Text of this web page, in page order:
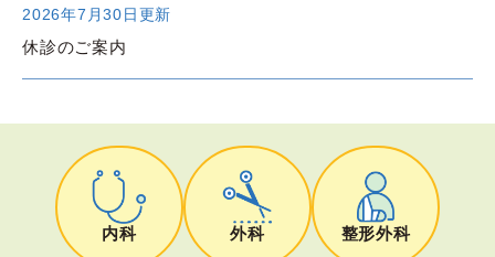
2026年7月30日更新
休診のご案内
内科 外科 整形外科